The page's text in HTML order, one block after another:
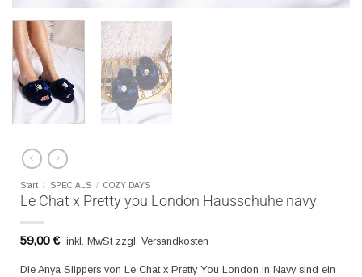
Start / SPECIALS / COZY DAYS
Le Chat x Pretty you London Hausschuhe navy
59,00€ inkl. MwSt zzgl. Versandkosten
Die Anya Slippers von Le Chat x Pretty You London in Navy sind ein